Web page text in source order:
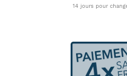
14 jours pour